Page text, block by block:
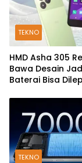
TEKNO
HMD Asha 305
Bawa Desain
Baterai Bisa
TEKNO